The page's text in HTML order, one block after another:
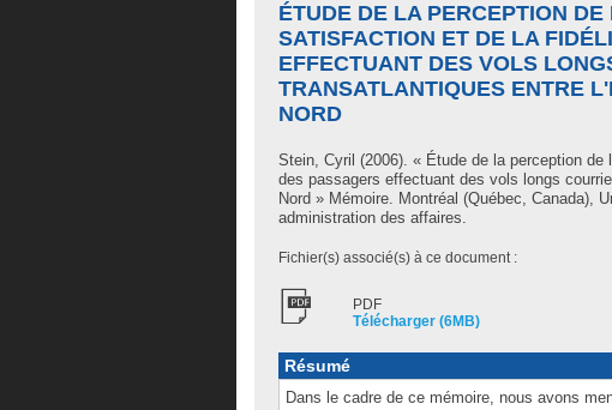
ÉTUDE DE LA PERCEPTION
SATISFACTION ET DE LA
EFFECTUANT DES VOLS
TRANSATLANTIQUES ENTRE
NORD
Stein, Cyril (2006). « Étude de la perception
des passagers effectuant des vols longs
Nord » Mémoire. Montréal (Québec, Canada),
administration des affaires.
Fichier(s) associé(s) à ce document :
PDF
Télécharger (6MB)
Résumé
Dans le cadre de ce mémoire, nous avons